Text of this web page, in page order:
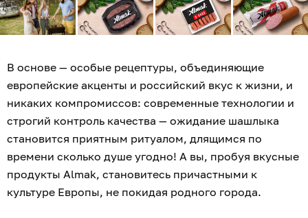
В основе — особые рецептуры, объединяющие
европейские акценты и российский вкус к жизни, и
никаких компромиссов: современные технологии и
строгий контроль качества — ожидание шашлыка
становится приятным ритуалом, длящимся по
времени сколько душе угодно! А вы, пробуя вкусные
продукты Almak, становитесь причастными к
культуре Европы, не покидая родного города.